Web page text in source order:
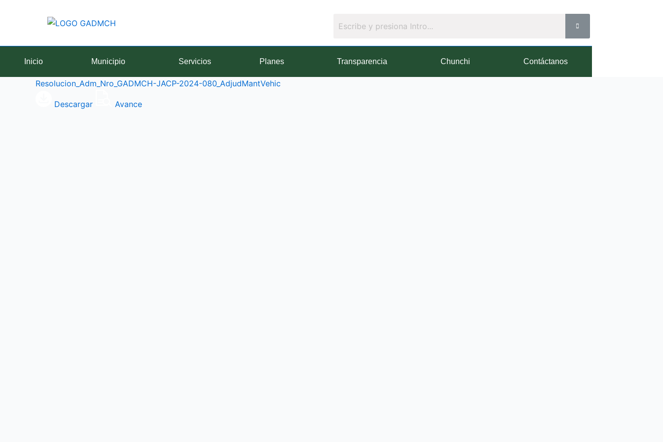
Inicio Municipio Servicios Planes Transparencia Chunchi Contáctanos
Resolucion_Adm_Nro_GADMCH-JACP-2024-080_AdjudMantVehic
Descargar Avance